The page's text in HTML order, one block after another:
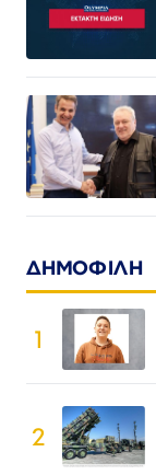
ΔΗΜΟΦΙΛΗ
1
2